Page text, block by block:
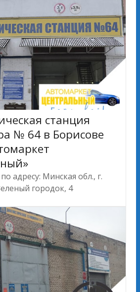
станция
№ 64 в Борисове
адресу: Минская обл., г.
городок, 4